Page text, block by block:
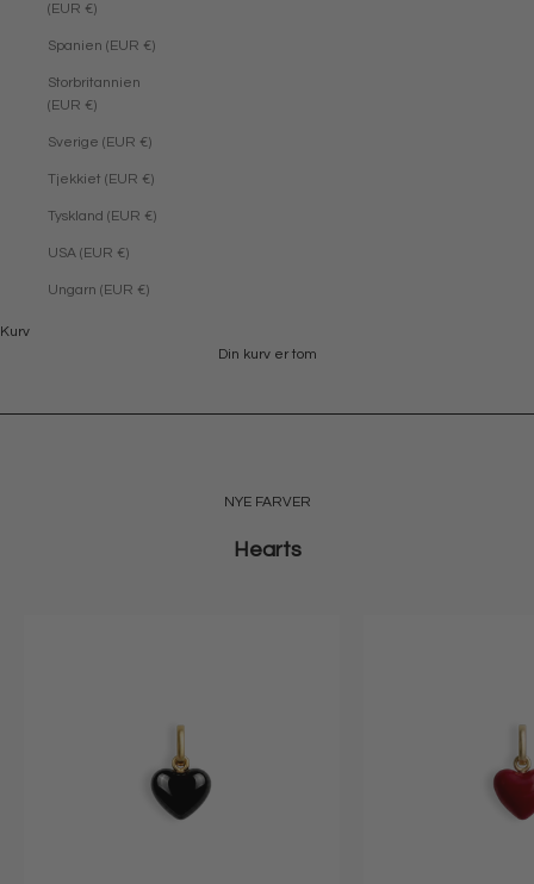
(EUR €)
Spanien (EUR €)
Storbritannien
(EUR €)
Sverige (EUR €)
Tjekkiet (EUR €)
Tyskland (EUR €)
USA (EUR €)
Ungarn (EUR €)
Kurv
Din kurv er tom
NYE FARVER
Hearts